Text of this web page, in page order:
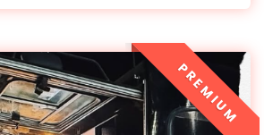
PREMIUM